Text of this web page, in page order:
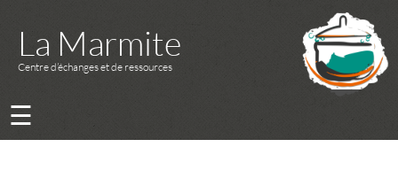
La Marmite
Centre d’échanges et de ressources
☰